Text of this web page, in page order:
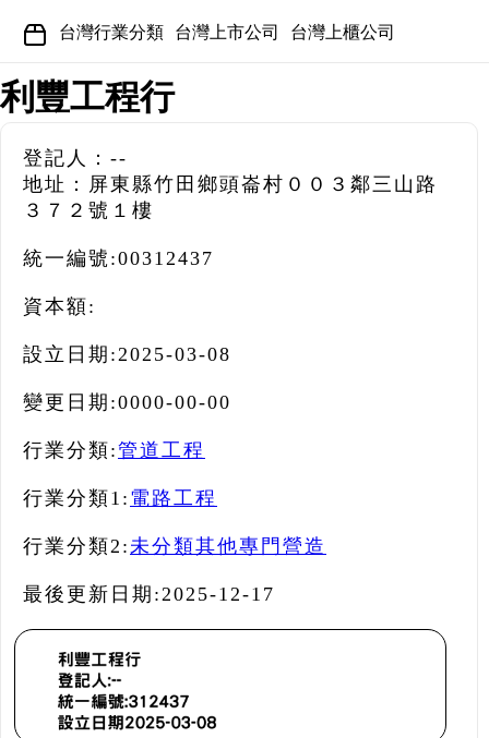
台灣行業分類 台灣上市公司 台灣上櫃公司
利豐工程行
登記人：--
地址：屏東縣竹田鄉頭崙村００３鄰三山路
３７２號１樓
統一編號:00312437
資本額:
設立日期:2025-03-08
變更日期:0000-00-00
行業分類:管道工程
行業分類1: 電路工程
行業分類2:未分類其他專門營造
最後更新日期:2025-12-17